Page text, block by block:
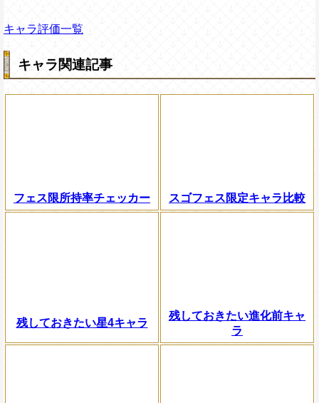
キャラ評価一覧
キャラ関連記事
フェス限所持率チェッカー スゴフェス限定キャラ比較
残しておきたい星4キャラ
残しておきたい進化前キャ
ラ